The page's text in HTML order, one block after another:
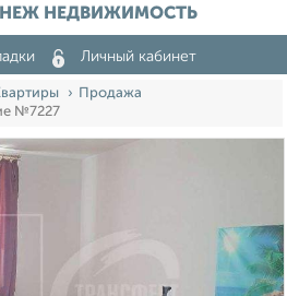
НЕДВИЖИМОСТЬ
Личный кабинет
Продажа
№7227